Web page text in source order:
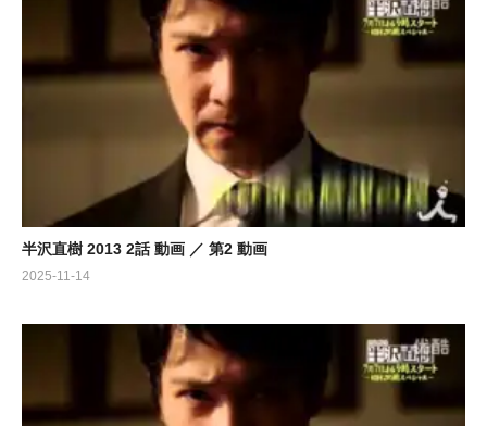
半沢直樹 2013 2話 動画 ／ 第2 動画
2025-11-14